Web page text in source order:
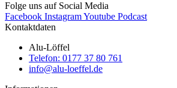
Folge uns auf Social Media
Facebook InstagramYoutube Podcast
Kontaktdaten
Alu-Löffel
Telefon: 0177 37 80 761
info@alu-loeffel.de